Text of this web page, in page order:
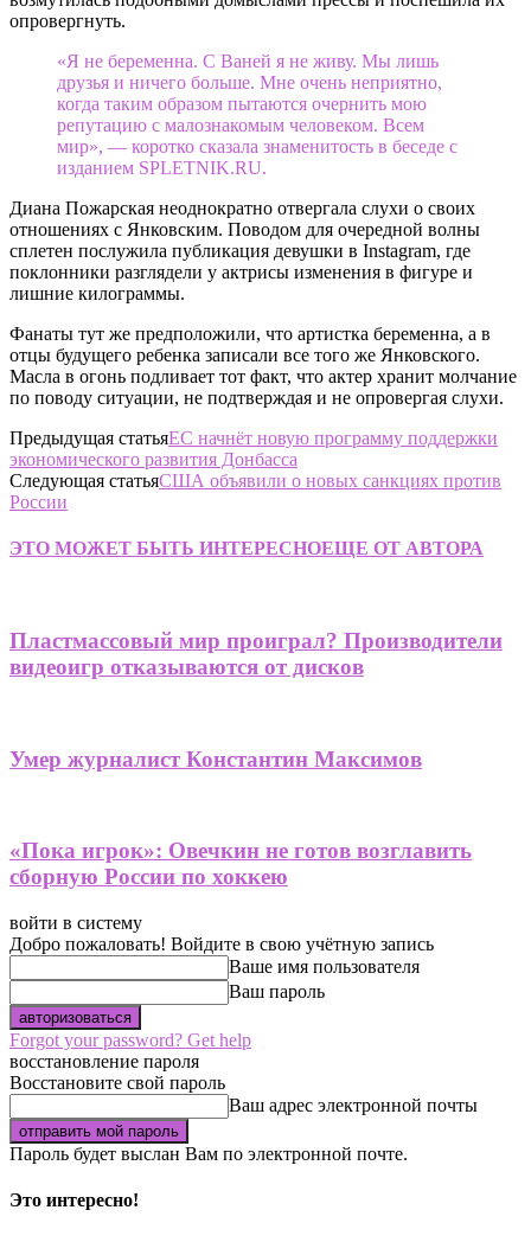
опровергнуть.
«Я не беременна. С Ваней я не живу. Мы лишь
друзья и ничего больше. Мне очень неприятно,
когда таким образом пытаются очернить мою
репутацию с малознакомым человеком. Всем
мир», — коротко сказала знаменитость в беседе с
изданием SPLETNIK.RU.
Диана Пожарская неоднократно отвергала слухи о своих
отношениях с Янковским. Поводом для очередной волны
сплетен послужила публикация девушки в Instagram, где
поклонники разглядели у актрисы изменения в фигуре и
лишние килограммы.
Фанаты тут же предположили, что артистка беременна, а в
отцы будущего ребенка записали все того же Янковского.
Масла в огонь подливает тот факт, что актер хранит молчание
по поводу ситуации, не подтверждая и не опровергая слухи.
Предыдущая статьяЕС начнёт новую программу поддержки
экономического развития Донбасса
Следующая статьяСША объявили о новых санкциях против
России
ЭТО МОЖЕТ БЫТЬ ИНТЕРЕСНОЕЩЕ ОТ АВТОРА
Пластмассовый мир проиграл? Производители
видеоигр отказываются от дисков
Умер журналист Константин Максимов
«Пока игрок»: Овечкин не готов возглавить
сборную России по хоккею
войти в систему
Добро пожаловать! Войдите в свою учётную запись
Ваше имя пользователя
Ваш пароль
Forgot your password? Get help
восстановление пароля
Восстановите свой пароль
Ваш адрес электронной почты
Пароль будет выслан Вам по электронной почте.
Это интересно!